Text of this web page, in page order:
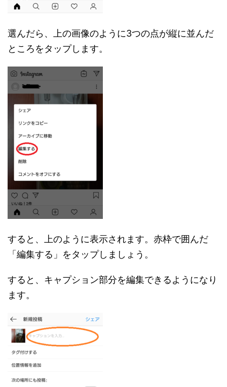
選んだら、上の画像のように3つの点が縦に並んだ
ところをタップします。
すると、上のように表示されます。赤枠で囲んだ
「編集する」をタップしましょう。
すると、キャプション部分を編集できるようになり
ます。